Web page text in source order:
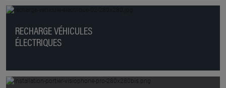
RECHARGE VÉHICULES
ÉLECTRIQUES